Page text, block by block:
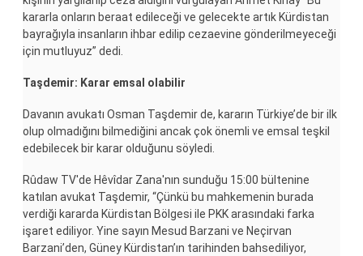
kararla onların beraat edileceği ve gelecekte artık Kürdistan
bayrağıyla insanların ihbar edilip cezaevine gönderilmeyeceği
için mutluyuz” dedi.
Taşdemir: Karar emsal olabilir
Davanın avukatı Osman Taşdemir de, kararın Türkiye’de bir ilk
olup olmadığını bilmediğini ancak çok önemli ve emsal teşkil
edebilecek bir karar olduğunu söyledi.
Rûdaw TV'de Hêvîdar Zana'nın sunduğu 15:00 bültenine
katılan avukat Taşdemir, “Çünkü bu mahkemenin burada
verdiği kararda Kürdistan Bölgesi ile PKK arasındaki farka
işaret ediliyor. Yine sayın Mesud Barzani ve Neçirvan
Barzani’den, Güney Kürdistan’ın tarihinden bahsediliyor,